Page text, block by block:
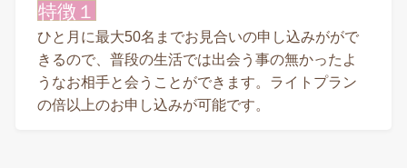
特徴１
ひと月に最大50名までお見合いの申し込みががで
きるので、普段の生活では出会う事の無かったよ
うなお相手と会うことができます。ライトプラン
の倍以上のお申し込みが可能です。